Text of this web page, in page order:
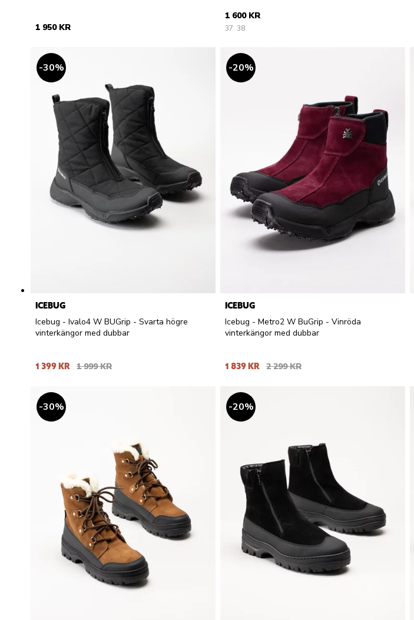
1 950 KR
1 600 KR
37 38
30%
ICEBUG
Icebug - Ivalo4 W BUGrip - Svarta högre
vinterkängor med dubbar
1 399 KR 1 999 KR
20%
ICEBUG
Icebug - Metro2 W BuGrip - Vinröda
vinterkängor med dubbar
1 839 KR 2 299 KR
30% 20%